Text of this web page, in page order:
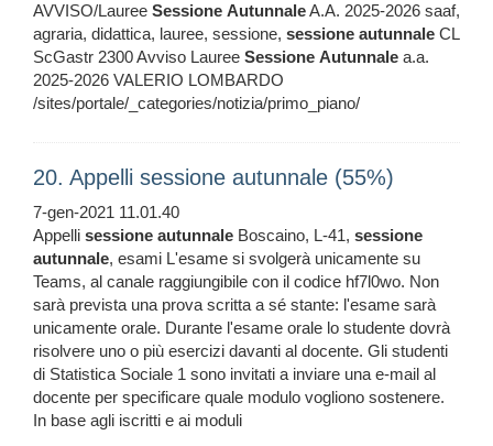
AVVISO/Lauree Sessione AutunnaleA.A. 2025-2026 saaf,
agraria, didattica, lauree, sessione, sessione autunnale CL
ScGastr 2300 Avviso Lauree Sessione Autunnale a.a.
2025-2026 VALERIO LOMBARDO
/sites/portale/_categories/notizia/primo_piano/
20. Appelli sessione autunnale (55%)
7-gen-2021 11.01.40
Appelli sessione autunnale Boscaino, L-41, sessione
autunnale, esami L'esame si svolgerà unicamente su
Teams, al canale raggiungibile con il codice hf7l0wo. Non
sarà prevista una prova scritta a sé stante: l'esame sarà
unicamente orale. Durante l'esame orale lo studente dovrà
risolvere uno o più esercizi davanti al docente. Gli studenti
di Statistica Sociale 1 sono invitati a inviare una e-mail al
docente per specificare quale modulo vogliono sostenere.
In base agli iscritti e ai moduli